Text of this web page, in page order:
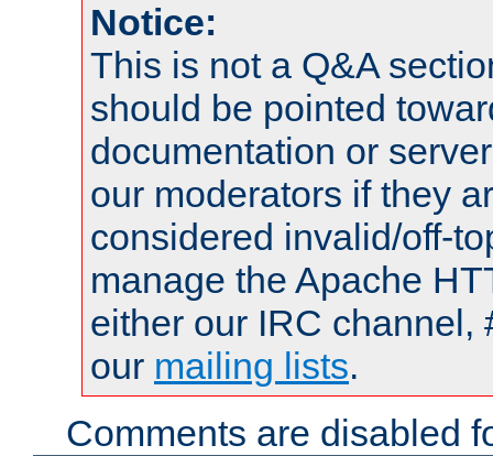
Notice:
This is not a Q&A
should be pointed
documentation or
our moderators if they
considered invalid/off-
manage the Apache
either our IRC channel,
our mailing lists.
Comments are disabled